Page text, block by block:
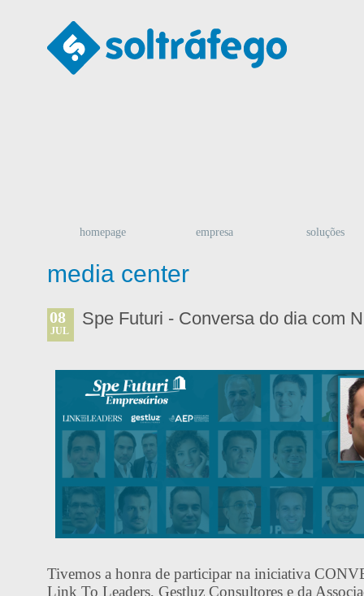
homepage empresa soluções
media center
08
JUL
Spe Futuri - Conversa do dia com
Tivemos a honra de participar na iniciativa
Link To Leaders, Gestluz Consultores e da